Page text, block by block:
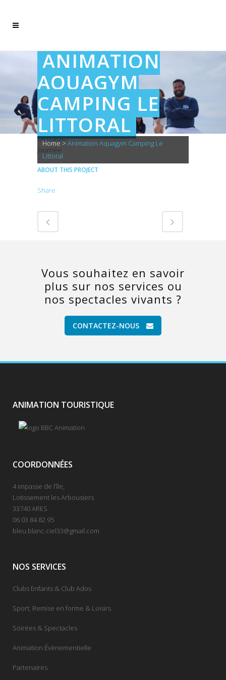
ANIMATION
AQUAGYM
CAMPING LE
LITTORAL
Home>Animation Aquagym Camping Le
Littoral
CATEGORY
Journée
ABOUT THIS PROJECT
Share
Vous souhaitez en savoir
plus sur nos services ou
nos spectacles vivants ?
CONTACTEZ-NOUS
ANIMATION TOURISTIQUE
COORDONNÉES
4 impasse de l’île,
Lotissement les Arbousiers
33740 ARES
06 03 84 82 95
bleu.blanc.ciel33@gmail.com
NOS SERVICES
Clubs Enfants & Club Ados
Sport, Remise en forme & Loisirs
Soirées & Spectacles
Animation Évènementielle
Partenaires